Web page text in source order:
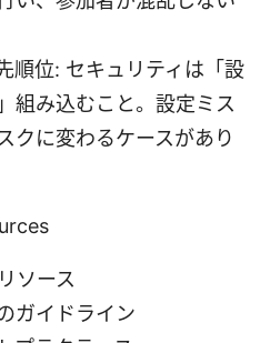
順位: セキュリティは「設
組み込むこと。設定ミス
クに変わるケースがあり
ソース
ガイドライン